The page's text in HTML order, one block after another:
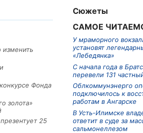
изменить
Фонда
золота»
25
Сюжеты
САМОЕ
У мраморного
установят
«Лебедянка»
С начала года в
перевели 131
Облкоммунэнерго
подключилось к
работам в Ангарске
В Усть-Илимске
ответит в суде за
сальмонеллезом